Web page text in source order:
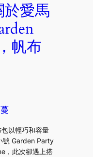
愛馬
帆布
以輕巧和容量
號 Garden Party
，此次卻遇上搭